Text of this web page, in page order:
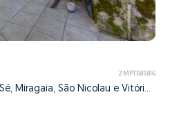
ZMPT585816
Cedofeita, Santo Ildefonso, Sé, Miragaia, São Nicolau e Vitória, Porto, Porto